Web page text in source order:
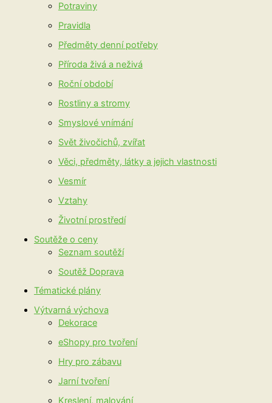
Potraviny
Pravidla
Předměty denní potřeby
Příroda živá a neživá
Roční období
Rostliny a stromy
Smyslové vnímání
Svět živočichů, zvířat
Věci, předměty, látky a jejich vlastnosti
Vesmír
Vztahy
Životní prostředí
Soutěže o ceny
Seznam soutěží
Soutěž Doprava
Tématické plány
Výtvarná výchova
Dekorace
eShopy pro tvoření
Hry pro zábavu
Jarní tvoření
Kreslení, malování